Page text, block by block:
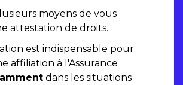
moyens de vous
attestation de droits.
est indispensable pour
affiliation à l'Assurance
dans les situations